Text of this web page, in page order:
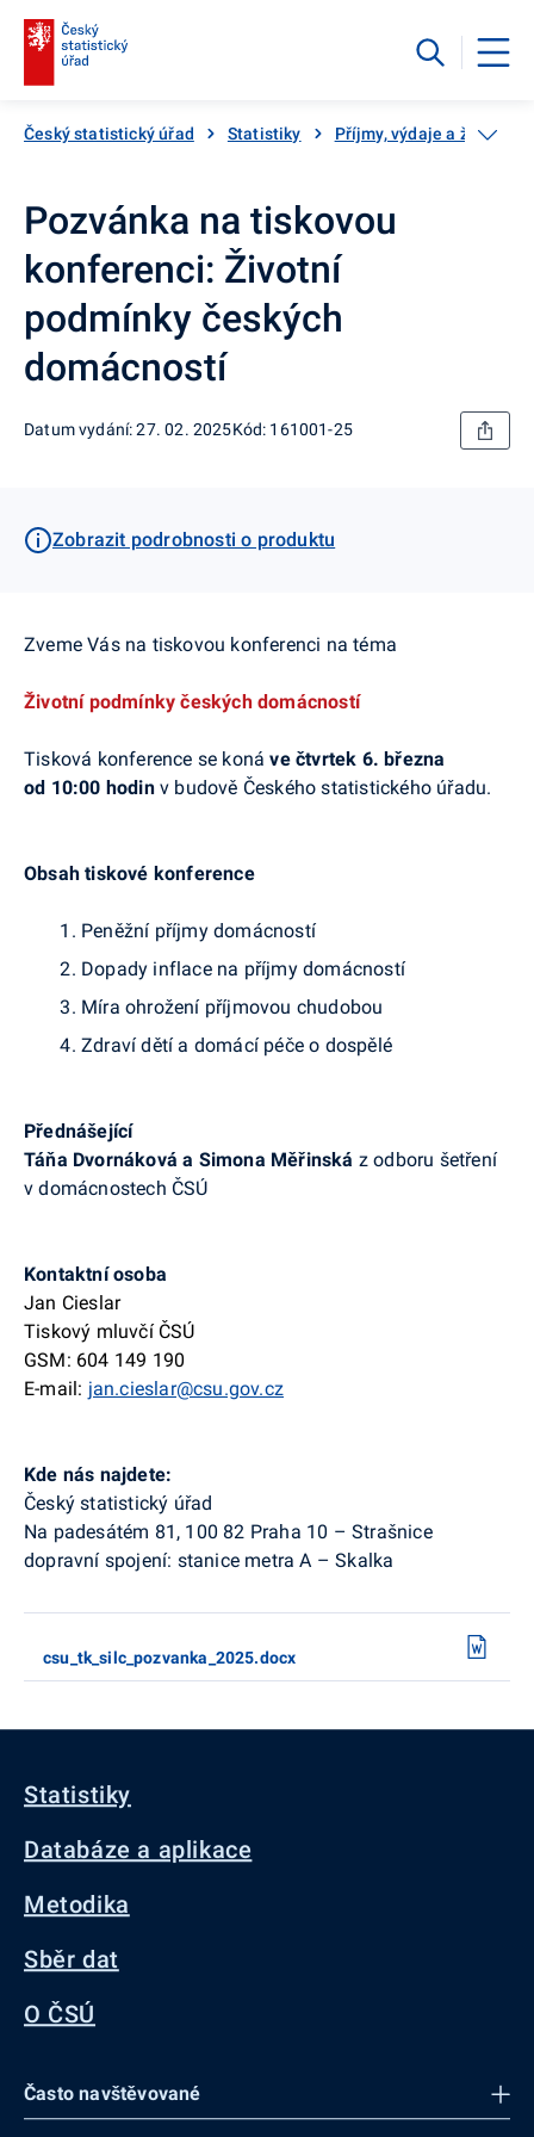
Český statistický úřad Statistiky Příjmy, výdaje a životní
Pozvánka na tiskovou
konferenci: Životní
podmínky českých
domácností
Datum vydání: 27. 02. 2025Kód: 161001-25
Zobrazit podrobnosti o produktu
Zveme Vás na tiskovou konferenci na téma
Životní podmínky českých domácností
Tisková konference se konáve čtvrtek 6. března
od 10:00 hodinv budově Českého statistického úřadu.
Obsah tiskové konference
Peněžní příjmy domácností
Dopady inflace na příjmy domácností
Míra ohrožení příjmovou chudobou
Zdraví dětí a domácí péče o dospělé
Přednášející
Táňa Dvornáková a Simona Měřinská z odboru šetření
v domácnostech ČSÚ
Kontaktní osoba
Jan Cieslar
Tiskový mluvčí ČSÚ
GSM: 604 149 190
E-mail: jan.cieslar@csu.gov.cz
Kde nás najdete:
Český statistický úřad
Na padesátém 81, 100 82 Praha 10 – Strašnice
dopravní spojení: stanice metra A – Skalka
csu_tk_silc_pozvanka_2025.docx
Statistiky
Databáze a aplikace
Metodika
Sběr dat
O ČSÚ
Často navštěvované